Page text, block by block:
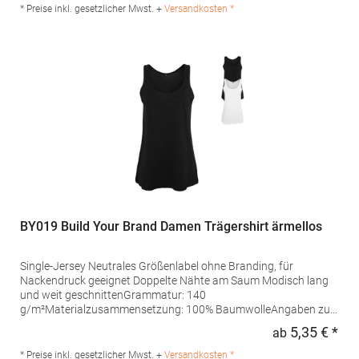
Melange: 80% Baumwolle / 20% Polyester)Angaben zur
* Preise inkl. gesetzlicher Mwst. + Versandkosten *
BY019 Build Your Brand Damen Trägershirt ärmellos
Single-Jersey Neutrales Größenlabel ohne Branding, für
Nackendruck geeignet Doppelte Nähte am Saum Modisch lang
und weit geschnittenGrammatur: 140
g/m²Materialzusammensetzung: 100% BaumwolleAngaben zur
GmbH Dr.-Robert-Murjahn-Str. 7 64372 Ober-Ramstadt
Deutschland E-Mail: info@tbint.de
ab 5,35 € *
* Preise inkl. gesetzlicher Mwst. + Versandkosten *